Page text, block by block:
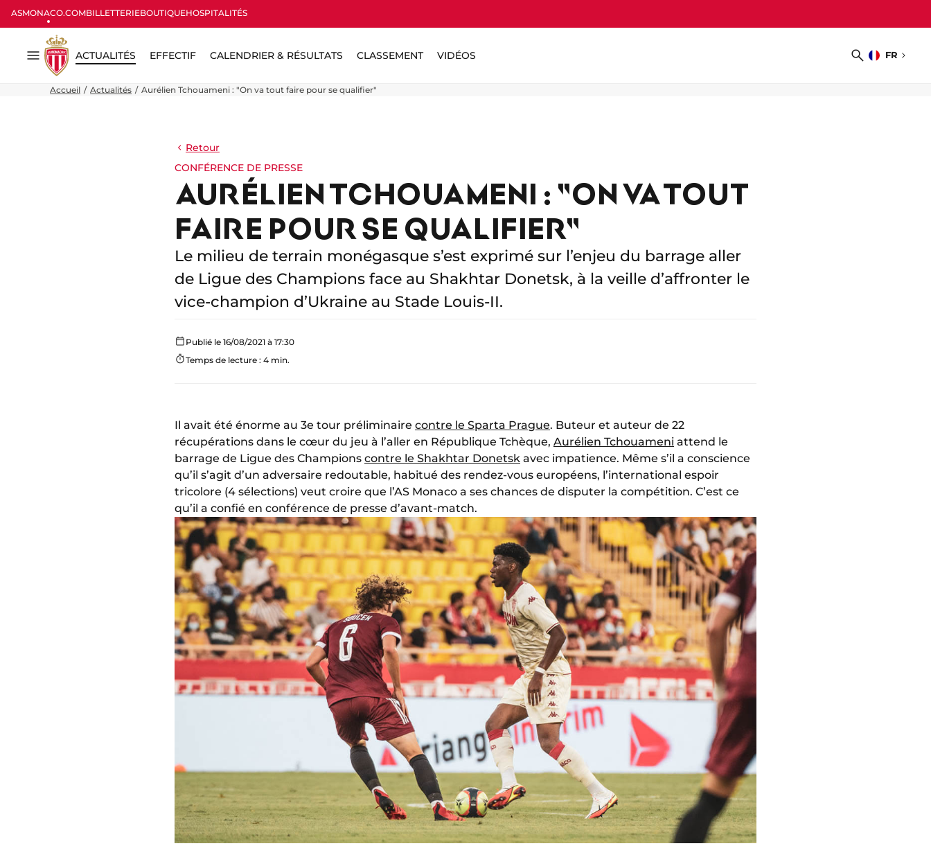
ASMONACO.COMBILLETTERIEBOUTIQUEHOSPITALITÉS
Menu
ACTUALITÉS EFFECTIF CALENDRIER & RÉSULTATS CLASSEMENT VIDÉOS
Recherche
FR
Choisir
Accueil Actualités Aurélien Tchouameni : "On va tout faire pour se qualifier"
Retour
CONFÉRENCE DE PRESSE
AURÉLIEN TCHOUAMENI : "ON VA TOUT
FAIRE POUR SE QUALIFIER"
Le milieu de terrain monégasque s’est exprimé sur l’enjeu du barrage aller
de Ligue des Champions face au Shakhtar Donetsk, à la veille d’affronter le
vice-champion d’Ukraine au Stade Louis-II.
Publié le 16/08/2021 à 17:30
Temps de lecture : 4 min.
Il avait été énorme au 3e tour préliminaire contre le Sparta Prague. Buteur et auteur de 22
récupérations dans le cœur du jeu à l’aller en République Tchèque, Aurélien Tchouameni attend le
barrage de Ligue des Champions contre le Shakhtar Donetsk avec impatience. Même s’il a conscience
qu’il s’agit d’un adversaire redoutable, habitué des rendez-vous européens, l’international espoir
tricolore (4 sélections) veut croire que l’AS Monaco a ses chances de disputer la compétition. C’est ce
qu’il a confié en conférence de presse d’avant-match.